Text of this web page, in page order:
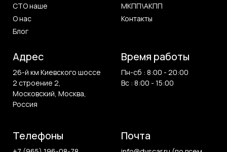
СТО наше
МКПП\АКПП
О нас
Контакты
Блог
Адрес
26-й км Киевского шоссе
2 строение 2,
Московский, Москва,
Россия
Время работы
Пн-сб : 8:00 - 20:00
Вс : 8:00 - 15:00
Телефоны Почта